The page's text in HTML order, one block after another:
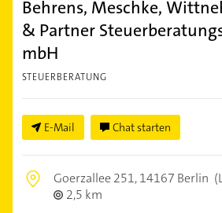
Behrens, Meschke,
& Partner
mbH
STEUERBERATUNG
E-Mail Chat starten
Goerzallee 251,14167 Berlin
2,5 km